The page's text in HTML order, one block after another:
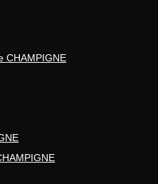
CHAMPIGNE